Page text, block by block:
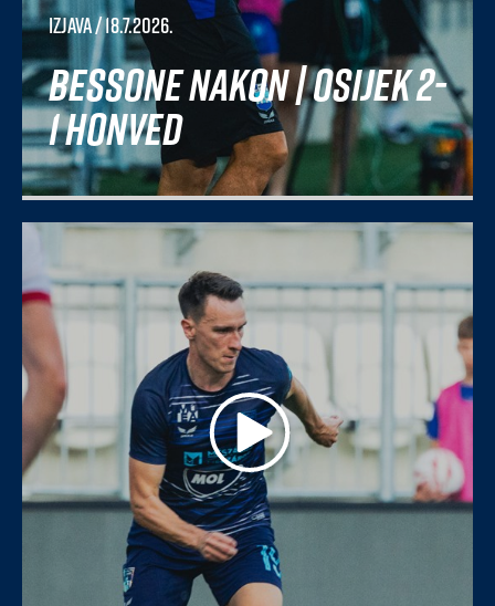
Izjava/ 18.7.2026.
Bessone nakon | Osijek 2-
1 Honved